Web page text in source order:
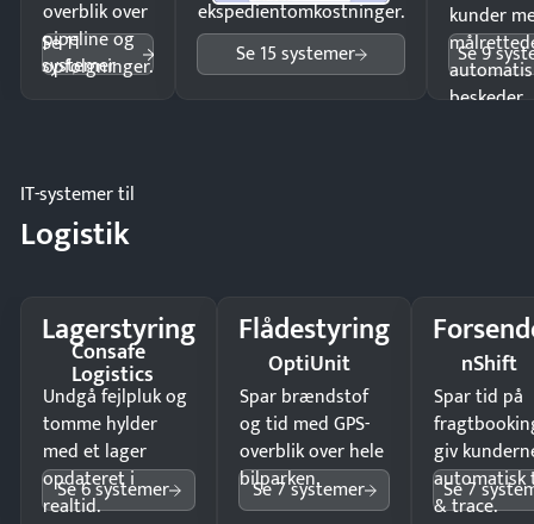
overblik over
pipeline og
opfølgninger.
Se 11
systemer
ekspedientomkostninger.
Se 15 systemer
kunder
beskeder.
Se 9
IT-systemer til
Logistik
Lagerstyring
Consafe
Logistics
Undgå fejlpluk og
tomme hylder
med et lager
opdateret i
realtid.
Se 6 systemer
Flådestyring
OptiUnit
Spar brændstof
og tid med GPS-
overblik over hele
bilparken.
Se 7 systemer
nShift
Spar tid på
giv
automatisk
& trace.
Se 7